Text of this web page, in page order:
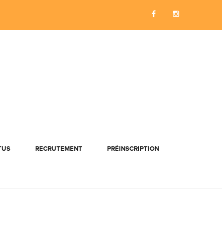
RECRUTEMENT PRÉINSCRIPTION